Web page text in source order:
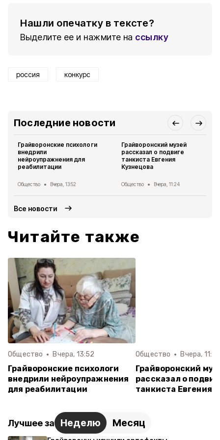
Нашли опечатку в тексте?
Выделите ее и нажмите на ссылку
россия конкурс
Последние новости
Грайворонские психологи
внедрили
нейроупражнения для
реабилитации
Общество Вчера, 13:52
Грайворонский музей
рассказал о подвиге
танкиста Евгения
Кузнецова
Общество Вчера, 11:24
Все новости
Читайте также
Общество Вчера, 13:52
Грайворонские психологи
внедрили нейроупражнения
для реабилитации
Общество Вчера,
Грайворонский
рассказал о
танкиста Евгения
Лучшее за Неделю Месяц